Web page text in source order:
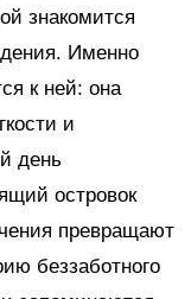
знакомится
Именно
к ней: она
и
день
островок
превращают
беззаботного